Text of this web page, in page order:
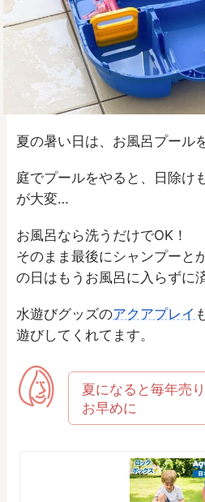
夏の暑い日は、お風呂プール
庭でプールをやると、日除け
が大変…
お風呂なら洗うだけでOK！
そのまま最後にシャンプーと
の日はもうお風呂に入らずに
水遊びグッズのアクアプレイ
遊びしてくれてます。
夏になると毎年売
お早めに